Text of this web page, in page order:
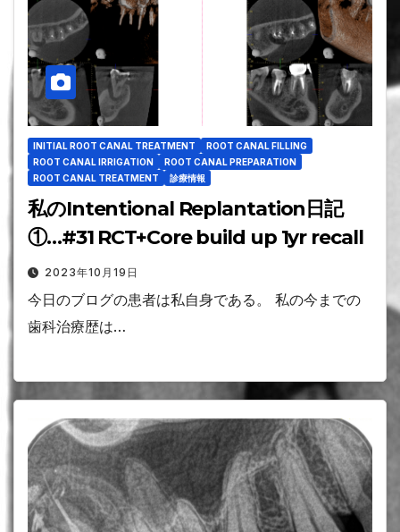
INITIAL ROOT CANAL TREATMENT
ROOT CANAL FILLING
ROOT CANAL IRRIGATION
ROOT CANAL PREPARATION
ROOT CANAL TREATMENT
診療情報
私のIntentional Replantation日記
①…#31 RCT+Core build up 1yr recall
2023年10月19日
今日のブログの患者は私自身である。 私の今までの
歯科治療歴は…